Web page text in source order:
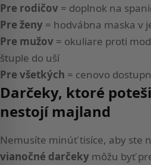
Pre rodičov = doplnok na
Pre ženy = hodvábna maska v
Pre mužov = okuliare proti
štuple do uší
Pre všetkých = cenovo
Darčeky, ktoré
nestojí majland
Nemusíte minúť tisíce, aby ste
vianočné darčeky môžu byť